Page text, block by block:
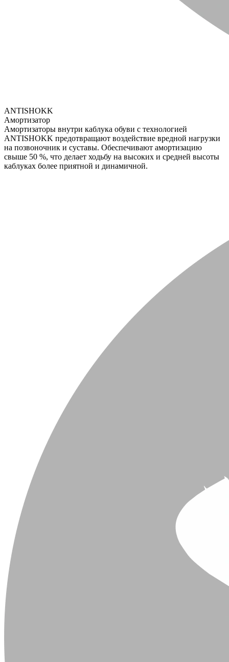
ANTISHOKK
Амортизатор
Амортизаторы внутри каблука обуви с технологией
ANTISHOKK предотвращают воздействие вредной нагрузки
на позвоночник и суставы. Обеспечивают амортизацию
свыше 50 %, что делает ходьбу на высоких и средней высоты
каблуках более приятной и динамичной.